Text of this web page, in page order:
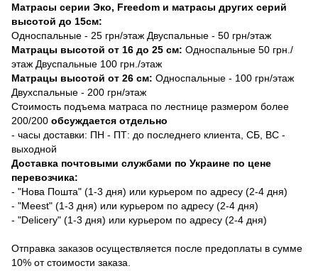
Матрасы серии Эко, Freedom и матрасы других серий
высотой до 15см:
Односпальные - 25 грн/этаж Двуспальные - 50 грн/этаж
Матрацы высотой от 16 до 25 см: Односпальные 50 грн./
этаж Двуспальные 100 грн./этаж
Матрацы высотой от 26 см: Односпальные - 100 грн/этаж
Двухспальные - 200 грн/этаж
Стоимость подъема матраса по лестнице размером более
200/200 обсуждается отдельно
- часы доставки: ПН - ПТ: до последнего клиента, СБ, ВС -
выходной
Доставка почтовыми службами по Украине по цене
перевозчика:
- "Нова Пошта" (1-3 дня) или курьером по адресу (2-4 дня)
- "Meest" (1-3 дня) или курьером по адресу (2-4 дня)
- "Delicery" (1-3 дня) или курьером по адресу (2-4 дня)
Отправка заказов осуществляется после предоплаты в сумме
10% от стоимости заказа.